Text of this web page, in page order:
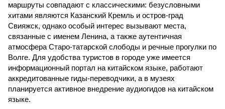
маршруты совпадают с классическими: безусловными
хитами являются Казанский Кремль и остров-град
Свияжск, однако особый интерес вызывают места,
связанные с именем Ленина, а также аутентичная
атмосфера Старо-татарской слободы и речные прогулки по
Волге. Для удобства туристов в городе уже имеется
информационный портал на китайском языке, работают
аккредитованные гиды-переводчики, а в музеях
планируется активное внедрение аудиогидов на китайском
языке.